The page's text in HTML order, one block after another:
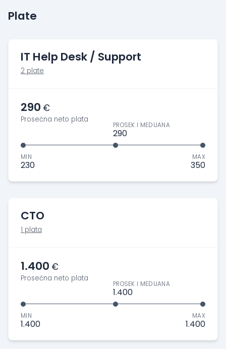
Plate
IT Help Desk / Support
2 plate
290 €
Prosečna neto plata
MIN
230
PROSEK I MEDIJANA
290
MAX
350
CTO
1 plata
1.400 €
Prosečna neto plata
MIN
1.400
PROSEK I MEDIJANA
1.400
MAX
1.400